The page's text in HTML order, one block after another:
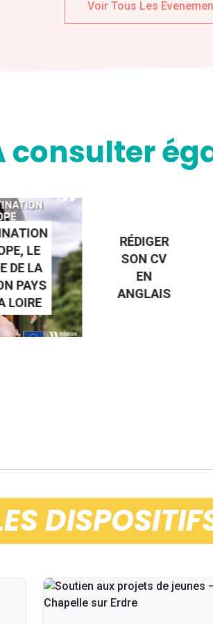
Voir Tous Les
consulter
LE
DE LA
PAYS
LOIRE
RÉDIGER
SON CV
EN
ANGLAIS